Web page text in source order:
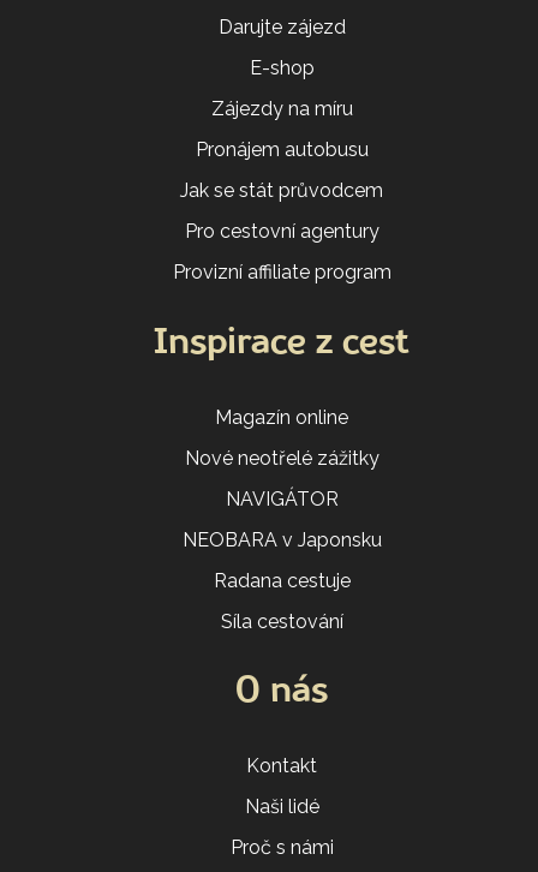
Darujte zájezd
E-shop
Zájezdy na míru
Pronájem autobusu
Jak se stát průvodcem
Pro cestovní agentury
Provizní affiliate program
Inspirace z cest
Magazín online
Nové neotřelé zážitky
NAVIGÁTOR
NEOBARA v Japonsku
Radana cestuje
Síla cestování
O nás
Kontakt
Naši lidé
Proč s námi